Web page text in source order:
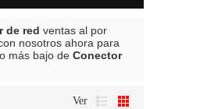
de red ventas al por
nosotros ahora para
más bajo de Conector
Ver